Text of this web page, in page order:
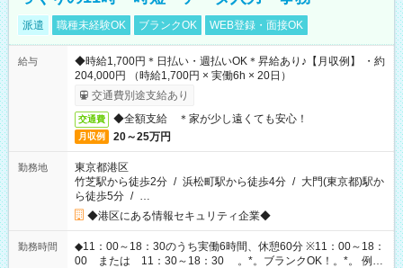
派遣 職種未経験OK ブランクOK WEB登録・面接OK
給与
◆時給1,700円＊日払い・週払いOK＊昇給あり♪【月収例】 ・約
204,000円 （時給1,700円 × 実働6h × 20日）
交通費別途支給あり
交通費 ◆全額支給 ＊家が少し遠くても安心！
月収例 20～25万円
勤務地
東京都港区
竹芝駅から徒歩2分 / 浜松町駅から徒歩4分 / 大門(東京都)駅か
ら徒歩5分 / …
◆港区にある情報セキュリティ企業◆
勤務時間
◆11：00～18：30のうち実働6時間、休憩60分 ※11：00～18：
00 または 11：30～18：30 。*。ブランクOK！。*。 例え